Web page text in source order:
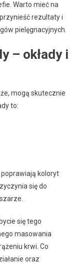
Warto mieć na
rezultaty i
pielęgnacyjnych.
– okłady i
mogą skutecznie
to:
koloryt
się do
się tego
masowania
krwi. Co
oraz